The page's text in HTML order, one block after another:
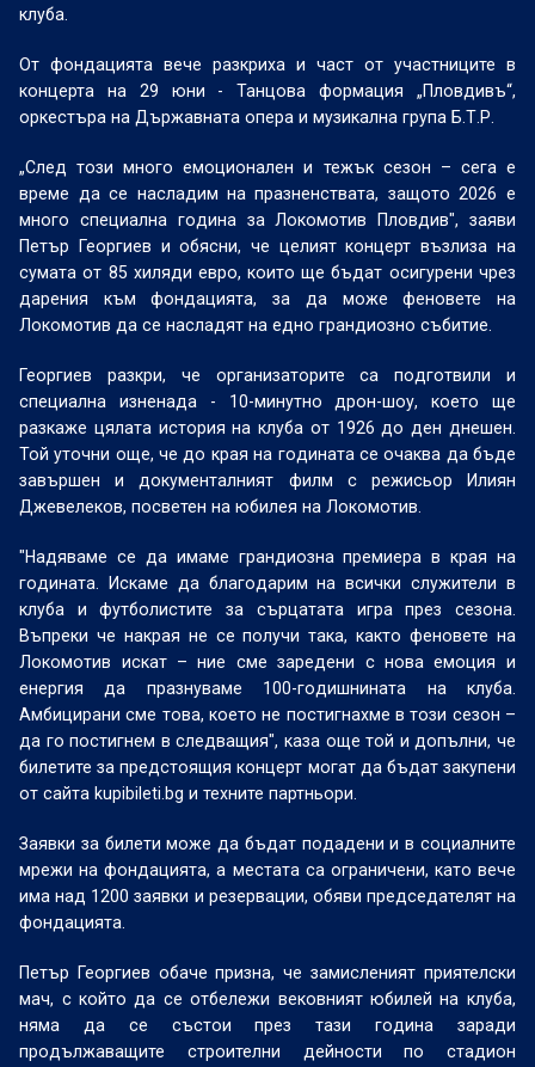
клуба.
От фондацията вече разкриха и част от участниците в
концерта на 29 юни - Танцова формация „Пловдивъ“,
оркестъра на Държавната опера и музикална група Б.Т.Р.
„След този много емоционален и тежък сезон – сега е
време да се насладим на празненствата, защото 2026 е
много специална година за Локомотив Пловдив", заяви
Петър Георгиев и обясни, че целият концерт възлиза на
сумата от 85 хиляди евро, които ще бъдат осигурени чрез
дарения към фондацията, за да може феновете на
Локомотив да се насладят на едно грандиозно събитие.
Георгиев разкри, че организаторите са подготвили и
специална изненада - 10-минутно дрон-шоу, което ще
разкаже цялата история на клуба от 1926 до ден днешен.
Той уточни още, че до края на годината се очаква да бъде
завършен и документалният филм с режисьор Илиян
Джевелеков, посветен на юбилея на Локомотив.
"Надяваме се да имаме грандиозна премиера в края на
годината. Искаме да благодарим на всички служители в
клуба и футболистите за сърцатата игра през сезона.
Въпреки че накрая не се получи така, както феновете на
Локомотив искат – ние сме заредени с нова емоция и
енергия да празнуваме 100-годишнината на клуба.
Амбицирани сме това, което не постигнахме в този сезон –
да го постигнем в следващия", каза още той и допълни, че
билетите за предстоящия концерт могат да бъдат закупени
от сайта kupibileti.bg и техните партньори.
Заявки за билети може да бъдат подадени и в социалните
мрежи на фондацията, а местата са ограничени, като вече
има над 1200 заявки и резервации, обяви председателят на
фондацията.
Петър Георгиев обаче призна, че замисленият приятелски
мач, с който да се отбележи вековният юбилей на клуба,
няма да се състои през тази година заради
продължаващите строителни дейности по стадион